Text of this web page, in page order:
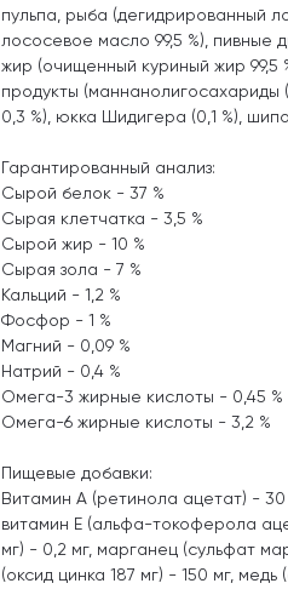
пульпа, рыба (дегидрированный
лососевое масло 99,5 %), пивные
жир (очищенный куриный жир 99,5
продукты (маннанолигосахариды
0,3 %), юкка Шидигера (0,1 %),
Гарантированный анализ:
Сырой белок - 37 %
Сырая клетчатка - 3,5 %
Сырой жир - 10 %
Сырая зола - 7 %
Кальций - 1,2 %
Фосфор - 1 %
Магний - 0,09 %
Натрий - 0,4 %
Омега-3 жирные кислоты - 0,45 %
Омега-6 жирные кислоты - 3,2 %
Пищевые добавки:
Витамин A (ретинола ацетат) -
витамин Е (альфа-токоферола
мг) - 0,2 мг, марганец (сульфат
(оксид цинка 187 мг) - 150 мг,